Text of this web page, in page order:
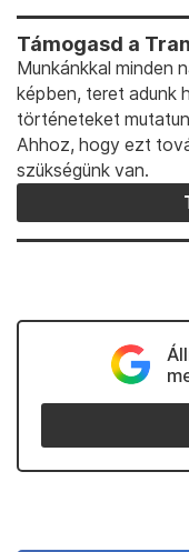
Támogasd a
Munkánkkal minden
képben, teret adunk
történeteket
Ahhoz, hogy ezt
szükségünk van.